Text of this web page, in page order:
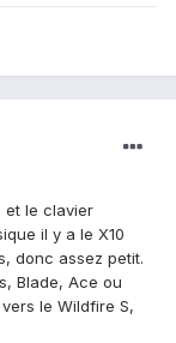
et le clavier
il y a le X10
donc assez petit.
Blade, Ace ou
le Wildfire S,